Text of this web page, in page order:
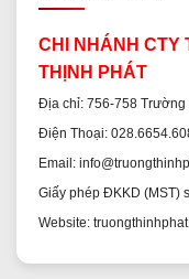
CHI NHÁNH CTY
THỊNH PHÁT
Địa chỉ: 756-758 Trường
Điện Thoại:
Email:
Giấy phép ĐKKD (MST)
Website: